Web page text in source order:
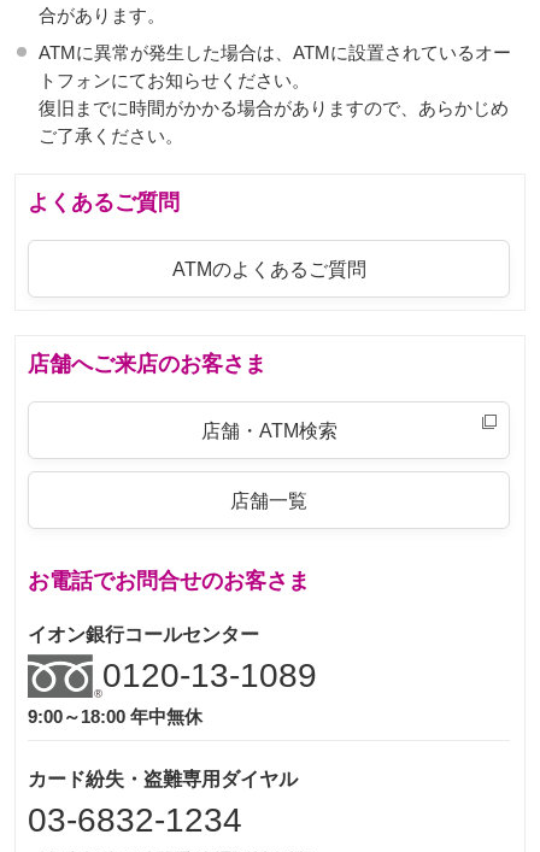
合があります。
ATMに異常が発生した場合は、ATMに設置されているオー
トフォンにてお知らせください。
復旧までに時間がかかる場合がありますので、あらかじめ
ご了承ください。
よくあるご質問
ATMのよくあるご質問
店舗へご来店のお客さま
店舗・ATM検索
店舗一覧
お電話でお問合せのお客さま
イオン銀行コールセンター
0120-13-1089
9:00～18:00 年中無休
カード紛失・盗難専用ダイヤル
03-6832-1234